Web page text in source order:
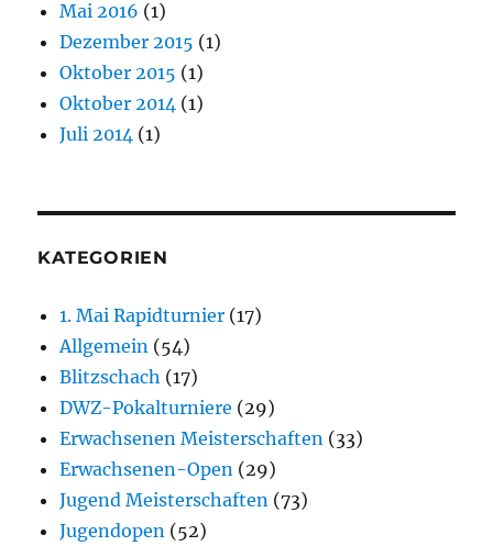
Mai 2016 (1)
Dezember 2015 (1)
Oktober 2015 (1)
Oktober 2014 (1)
Juli 2014 (1)
KATEGORIEN
1. Mai Rapidturnier (17)
Allgemein (54)
Blitzschach (17)
DWZ-Pokalturniere (29)
Erwachsenen Meisterschaften (33)
Erwachsenen-Open (29)
Jugend Meisterschaften (73)
Jugendopen (52)